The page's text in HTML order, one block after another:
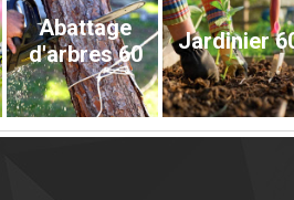
Abattage
d'arbres 60
Jardinier